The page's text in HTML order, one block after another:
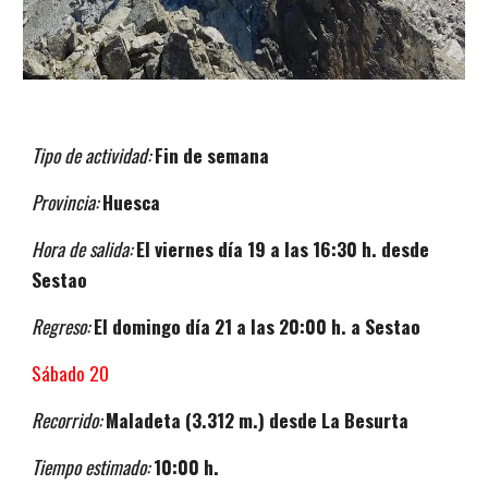
Tipo de actividad:Fin de semana
Provincia:Huesca
Hora de salida:Elviernesdía 19 a las 16:30 h. desde
Sestao
Regreso:El domingo día 21 a las 20:00 h. a Sestao
Sábado 20
Recorrido:Maladeta (3.312 m.) desde La Besurta
Tiempo estimado:10:00 h.